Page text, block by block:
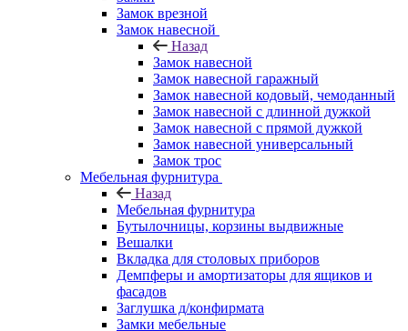
Замок врезной
Замок навесной
Назад
Замок навесной
Замок навесной гаражный
Замок навесной кодовый, чемоданный
Замок навесной с длинной дужкой
Замок навесной с прямой дужкой
Замок навесной универсальный
Замок трос
Мебельная фурнитура
Назад
Мебельная фурнитура
Бутылочницы, корзины выдвижные
Вешалки
Вкладка для столовых приборов
Демпферы и амортизаторы для ящиков и
фасадов
Заглушка д/конфирмата
Замки мебельные